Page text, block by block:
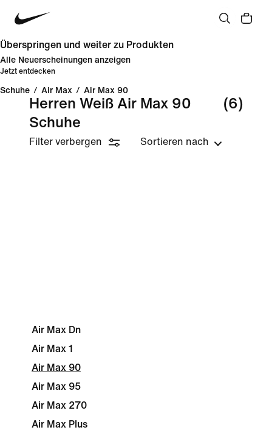
Überspringen und weiter zu Produkten
Alle Neuerscheinungen anzeigen
Jetzt entdecken
Schuhe / Air Max / Air Max 90
Herren Weiß Air Max 90
Schuhe
(6)
Filter verbergen Sortieren nach
Air Max Dn
Air Max 1
Air Max 90
Air Max 95
Air Max 270
Air Max Plus